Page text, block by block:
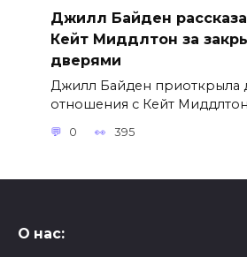
Джилл Байден
Кейт Миддлтон за
дверями
Джилл Байден приоткрыла
отношения с Кейт
0 395
О нас: